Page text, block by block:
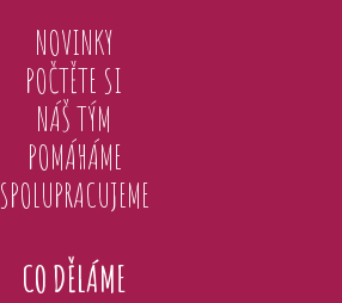
NOVINKY
POČTĚTE SI
NÁŠ TÝM
POMÁHÁME
SPOLUPRACUJEME
CO DĚLÁME